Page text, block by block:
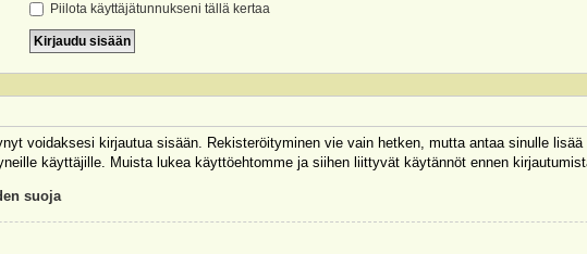
Piilota käyttäjätunnukseni tällä kertaa
voidaksesi kirjautua sisään. Rekisteröityminen vie vain hetken, mutta antaa sinulle
käyttäjille. Muista lukea käyttöehtomme ja siihen liittyvät käytännöt ennen
suoja